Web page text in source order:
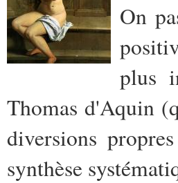
On
plus
Thomas d'Aquin
diversions
synthèse